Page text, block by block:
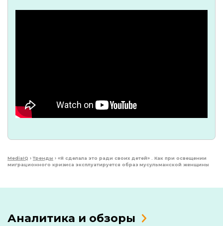
MediaIQ ›Тренды › «Я сделала это ради своих детей» . Как при освещении
миграционного кризиса эксплуатируется образ мусульманской женщины
Аналитика и обзоры